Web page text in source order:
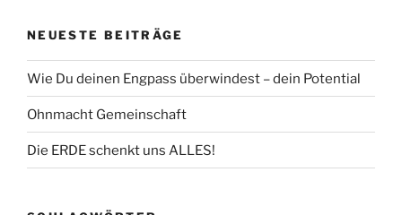
auf
Produktseite
gewählt
werden
werden
NEUESTE BEITRÄGE
Wie Du deinen Engpass überwindest – dein Potential
Ohnmacht Gemeinschaft
Die ERDE schenkt uns ALLES!